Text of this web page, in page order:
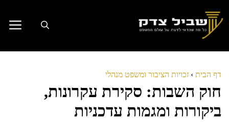
לתוכן
דף הבית › זכויות הציבור ומשפט מנהלי
חוק השבות: סקירת עקרונות,
ביקורות ומגמות עדכניות